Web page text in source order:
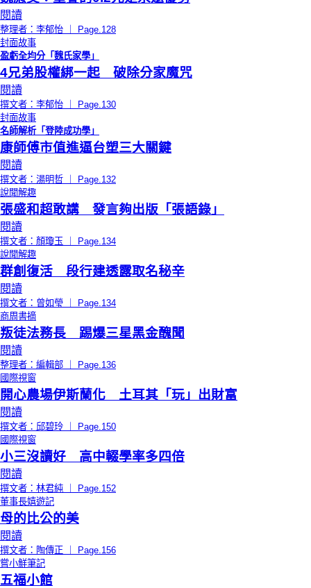
閱讀
整理者：李郁怡 ｜ Page.128
封面故事
盈虧全均分「魏氏家學」
4兄弟股權綁一起 破除分家魔咒
閱讀
撰文者：李郁怡 ｜ Page.130
封面故事
名師解析「登陸成功學」
康師傅市值進逼台塑三大關鍵
閱讀
撰文者：湯明哲 ｜ Page.132
說聞解趣
張盛和超敢講 發言夠出版「張語錄」
閱讀
撰文者：顏瓊玉 ｜ Page.134
說聞解趣
群創復活 段行建透露取名秘辛
閱讀
撰文者：曾如瑩 ｜ Page.134
商周書摘
叛徒法務長 踢爆三星黑金醜聞
閱讀
整理者：編輯部 ｜ Page.136
國際視窗
開心農場伊斯蘭化 土耳其「玩」出財富
閱讀
撰文者：邱碧玲 ｜ Page.150
國際視窗
小三沒讀好 高中輟學率多四倍
閱讀
撰文者：林君純 ｜ Page.152
董事長嬉遊記
母的比公的美
閱讀
撰文者：陶傳正 ｜ Page.156
嘗小鮮筆記
五福小館